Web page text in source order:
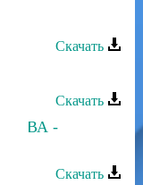
Скачать
Скачать
-
Скачать